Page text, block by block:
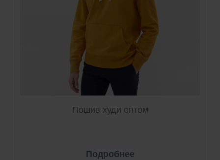
Пошив худи оптом
Подробнее